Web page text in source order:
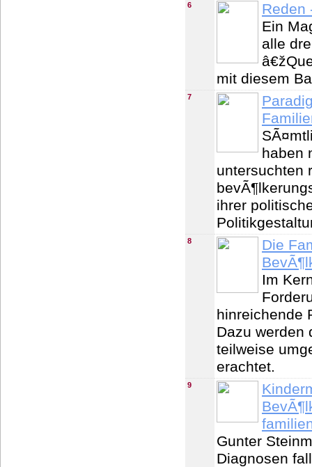
6
Reden
Ein
alle
mit diesem
7
haben
untersuchten
ihrer
8
Die
Im
hinreichende
Dazu werden
teilweise
erachtet.
9
Gunter
Diagnosen